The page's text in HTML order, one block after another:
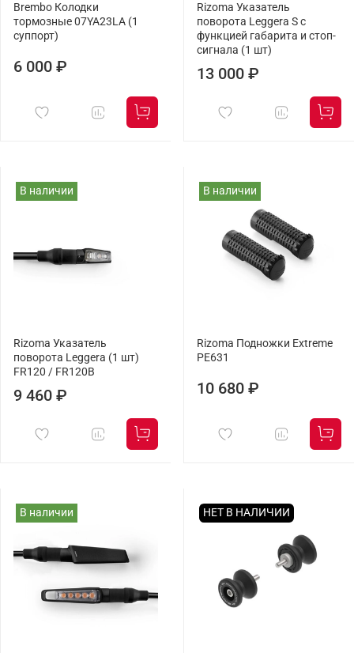
Brembo Колодки
тормозные 07YA23LA (1
суппорт)
6 000 ₽
Rizoma Указатель
поворота Leggera S с
функцией габарита и стоп-
сигнала (1 шт)
13 000 ₽
В наличии
Rizoma Указатель
поворота Leggera (1 шт)
FR120 / FR120B
9 460 ₽
В наличии
Rizoma Подножки Extreme
PE631
10 680 ₽
В наличии НЕТ В НАЛИЧИИ